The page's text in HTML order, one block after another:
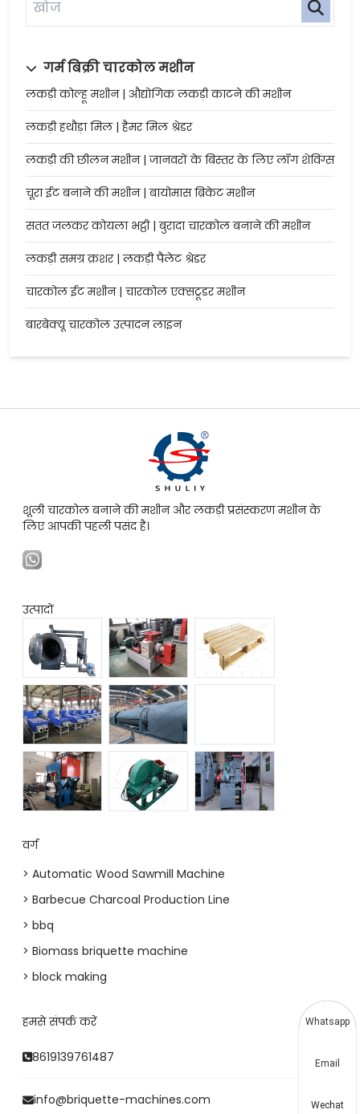
गर्म बिक्री चारकोल मशीन
लकड़ी कोल्हू मशीन | औद्योगिक लकड़ी काटने की मशीन
लकड़ी हथौड़ा मिल | हैमर मिल श्रेडर
लकड़ी की छीलन मशीन | जानवरों के बिस्तर के लिए लॉग शेविंग्स
चूरा ईट बनाने की मशीन | बायोमास ब्रिकेट मशीन
सतत जलकर कोयला भट्ठी | बुरादा चारकोल बनाने की मशीन
लकड़ी समग्र क्रशर | लकड़ी पैलेट श्रेडर
चारकोल ईट मशीन | चारकोल एक्सट्रूडर मशीन
बारबेक्यू चारकोल उत्पादन लाइन
शूली चारकोल बनाने की मशीन और लकड़ी प्रसंस्करण मशीन के
लिए आपकी पहली पसंद है।
उत्पादों
वर्ग
> Automatic Wood Sawmill Machine
> Barbecue Charcoal Production Line
> bbq
> Biomass briquette machine
> block making
हमसे संपर्क करें
8619139761487
info@briquette-machines.com
Whatsapp
Email
Wechat